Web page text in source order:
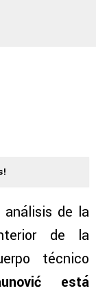
de la
de la
técnico
está